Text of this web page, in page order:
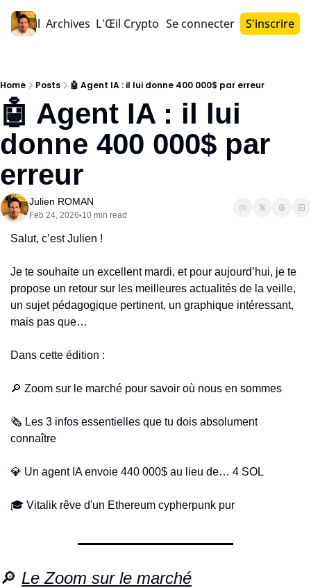
Accueil Archives L'Œil Crypto PRO™Se connecter S'inscrire
Home Posts 🤖 Agent IA : il lui donne 400 000$ par erreur
🤖 Agent IA : il lui
donne 400 000$ par
erreur
Julien ROMAN
Feb 24, 2026•10 min read
Salut, c’est Julien !
Je te souhaite un excellent mardi, et pour aujourd’hui, je te
propose un retour sur les meilleures actualités de la veille,
un sujet pédagogique pertinent, un graphique intéressant,
mais pas que…
Dans cette édition :
🔎 Zoom sur le marché pour savoir où nous en sommes
🗞️ Les 3 infos essentielles que tu dois absolument
connaître
💎 Un agent IA envoie 440 000$ au lieu de… 4 SOL
🎓 Vitalik rêve d'un Ethereum cypherpunk pur
🔎 Le Zoom sur le marché